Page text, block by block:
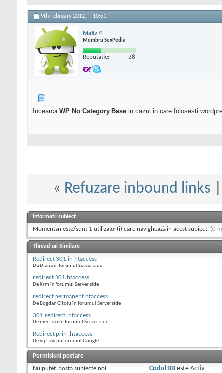
9th February 2012, 10:51
MaXz
Membru SeoPedia
Reputatie: 38
Incearca WP No Category Base in cazul in care folosesti
« Refuzare inbound links
Informații subiect
Momentan este/sunt 1 utilizator(i) care navighează în acest subiect. (0
Thread-uri Similare
Redirect 301 in htaccess
De Diana în forumul Server side
redirect 301 htaccess
De Krm în forumul Server side
redirect permanent htaccess
De Bogdan Citoiu în forumul Server side
301 redirect .htaccess
De meetzah în forumul Server side
Redirect prin .htaccess
De vip_vyo în forumul Google
Permisiuni postare
Nu puteţi posta subiecte noi.
Codul BBeste Activ